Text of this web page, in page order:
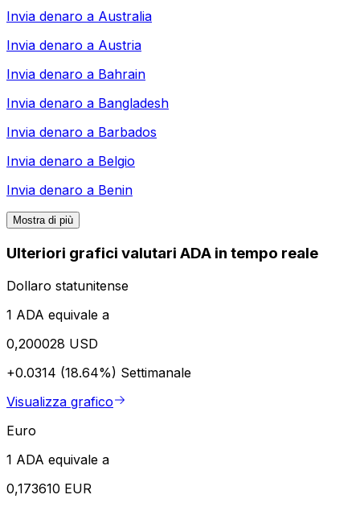
Invia denaro a Australia
Invia denaro a Austria
Invia denaro a Bahrain
Invia denaro a Bangladesh
Invia denaro a Barbados
Invia denaro a Belgio
Invia denaro a Benin
Mostra di più
Ulteriori grafici valutari ADA in tempo reale
Dollaro statunitense
1 ADA equivale a
0,200028 USD
+0.0314 (18.64%) Settimanale
Visualizza grafico
Euro
1 ADA equivale a
0,173610 EUR